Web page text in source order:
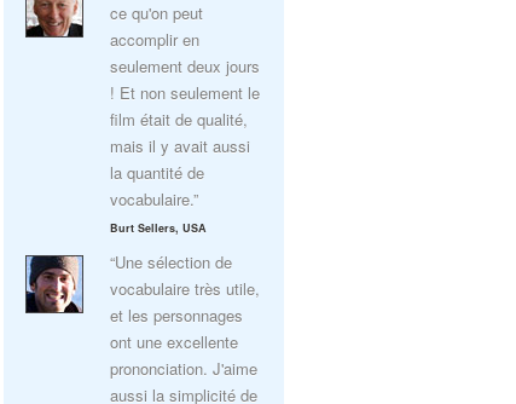
ce qu'on peut
accomplir en
seulement deux jours
! Et non seulement le
film était de qualité,
mais il y avait aussi
la quantité de
vocabulaire.”
Burt Sellers, USA
“Une sélection de
vocabulaire très utile,
et les personnages
ont une excellente
prononciation. J'aime
aussi la simplicité de